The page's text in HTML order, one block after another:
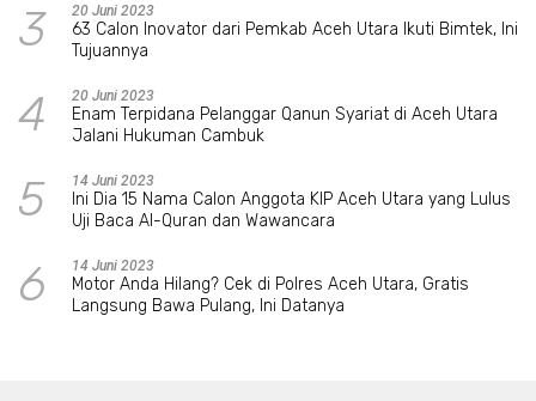
3 20 Juni 2023
63 Calon Inovator dari Pemkab Aceh Utara Ikuti Bimtek, Ini
Tujuannya
4 20 Juni 2023
Enam Terpidana Pelanggar Qanun Syariat di Aceh Utara
Jalani Hukuman Cambuk
5 14 Juni 2023
Ini Dia 15 Nama Calon Anggota KIP Aceh Utara yang Lulus
Uji Baca Al-Quran dan Wawancara
6 14 Juni 2023
Motor Anda Hilang? Cek di Polres Aceh Utara, Gratis
Langsung Bawa Pulang, Ini Datanya